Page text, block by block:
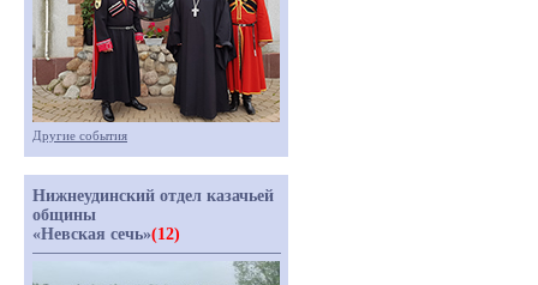
Другие события
Нижнеудинский отдел казачьей
общины
«Невская сечь»(12)